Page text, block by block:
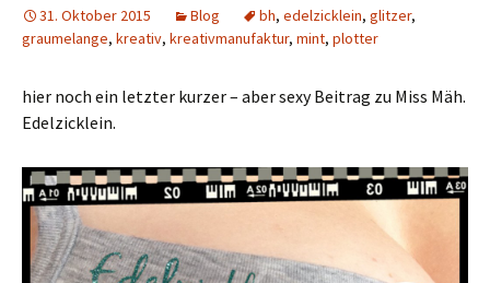
31. Oktober 2015 Blog bh, edelzicklein, glitzer,
graumelange, kreativ, kreativmanufaktur, mint, plotter
hier noch ein letzter kurzer – aber sexy Beitrag zu Miss Mäh.
Edelzicklein.